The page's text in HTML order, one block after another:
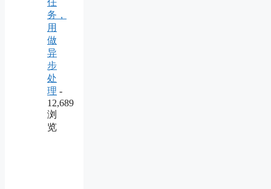
任
务，
用
做
异
步
处
理 -
12,689
浏
览